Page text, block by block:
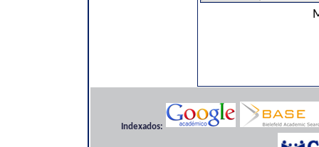
Indexados: